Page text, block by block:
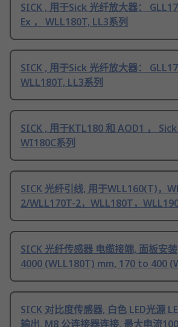
SICK , 用于Sick 光纤放大器：
Ex ， WLL180T, LL3系列
SICK , 用于Sick 光纤放大器：
WLL180T, LL3系列
SICK , 用于KTL180 和 AOD1 ，
WI180C系列
SICK 光纤引线, 用于WLL160(T)，
2/WLL170T-2，WLL180T，
SICK 光纤传感器 电缆接端, 面板安
4000 (WLL180T) mm, 170 to 400
SICK 对比度传感器, 白色 LED光源
输出, M8 公连接器连接, 最大电流